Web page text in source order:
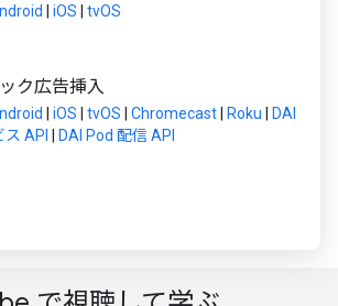
iOS tvOS
ク広告挿入
iOS tvOS Chromecast Roku
DAI
API
DAI Pod 配信 API